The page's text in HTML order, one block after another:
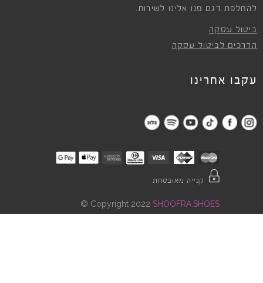
להחלפת דגם פנו אלינו לשירות.
ביטול עסקה
הדרכים לביטול עסקה
עקבו אחרינו
קנייה מאובטחת
Copyright 2022 SHOOFRA.SHOES
©